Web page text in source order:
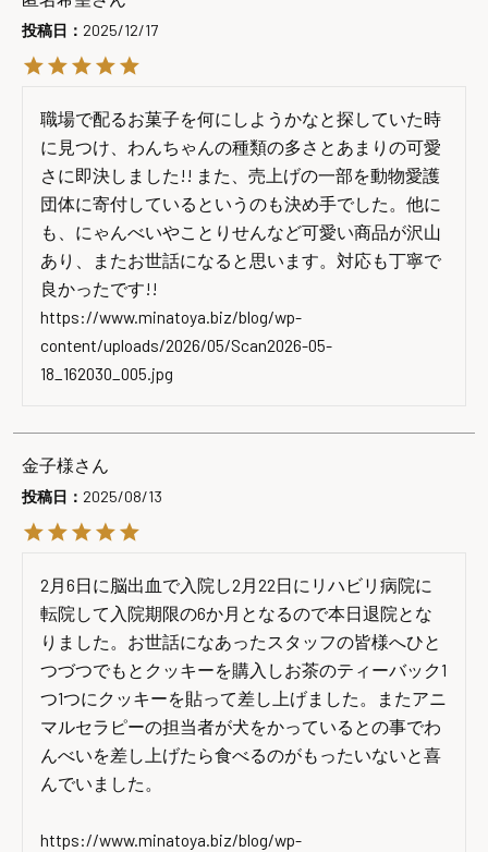
投稿日 2025/12/17
職場で配るお菓子を何にしようかなと探していた時
に見つけ、わんちゃんの種類の多さとあまりの可愛
さに即決しました!! また、売上げの一部を動物愛護
団体に寄付しているというのも決め手でした。他に
も、にゃんべいやことりせんなど可愛い商品が沢山
あり、またお世話になると思います。対応も丁寧で
良かったです!!
https://www.minatoya.biz/blog/wp-
content/uploads/2026/05/Scan2026-05-
18_162030_005.jpg
金子様
投稿日 2025/08/13
2月6日に脳出血で入院し2月22日にリハビリ病院に
転院して入院期限の6か月となるので本日退院とな
りました。お世話になあったスタッフの皆様へひと
つづつでもとクッキーを購入しお茶のティーバック1
つ1つにクッキーを貼って差し上げました。またアニ
マルセラピーの担当者が犬をかっているとの事でわ
んべいを差し上げたら食べるのがもったいないと喜
んでいました。
https://www.minatoya.biz/blog/wp-